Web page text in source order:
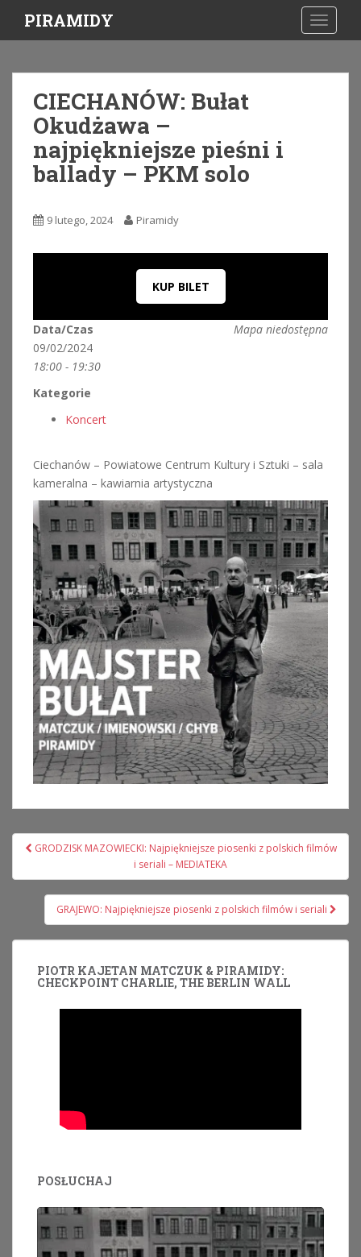
i
PIRAMIDY
CIECHANÓW: Bułat
Okudżawa –
najpiękniejsze pieśni i
ballady – PKM solo
9 lutego, 2024 Piramidy
KUP BILET
Mapa niedostępna
Data/Czas
09/02/2024
18:00 - 19:30
Kategorie
Koncert
Ciechanów – Powiatowe Centrum Kultury i Sztuki – sala
kameralna – kawiarnia artystyczna
Nawigacja
GRODZISK MAZOWIECKI: Najpiękniejsze piosenki z polskich filmów
i seriali – MEDIATEKA
GRAJEWO: Najpiękniejsze piosenki z polskich filmów i seriali
PIOTR KAJETAN MATCZUK & PIRAMIDY:
CHECKPOINT CHARLIE, THE BERLIN WALL
POSŁUCHAJ
Odtwarzacz
dźwiękowych